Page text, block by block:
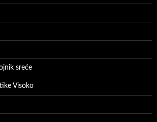
sreće
Visoko